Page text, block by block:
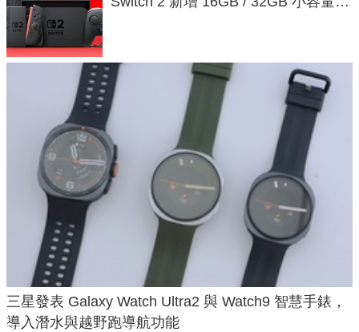
三星發表 Galaxy Watch Ultra2 與 Watch9 智慧手錶，
導入潛水與越野跑導航功能